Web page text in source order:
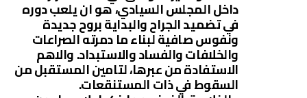
داخل المجلس السيادي، هو ان يلعب دوره
في تضميد الجراح والبداية بروح جديدة
ونفوس صافية لبناء ما دمرته الصراعات
والخلافات والفساد والاستبداد. والاهم
الاستفادة من عبرها، لتامين المستقبل من
السقوط في ذات المستنقعات.